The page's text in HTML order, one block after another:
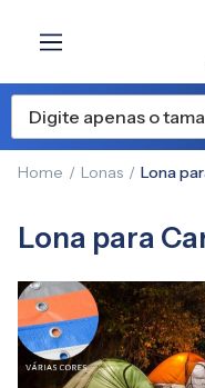
Home Lonas Lona
Lona para